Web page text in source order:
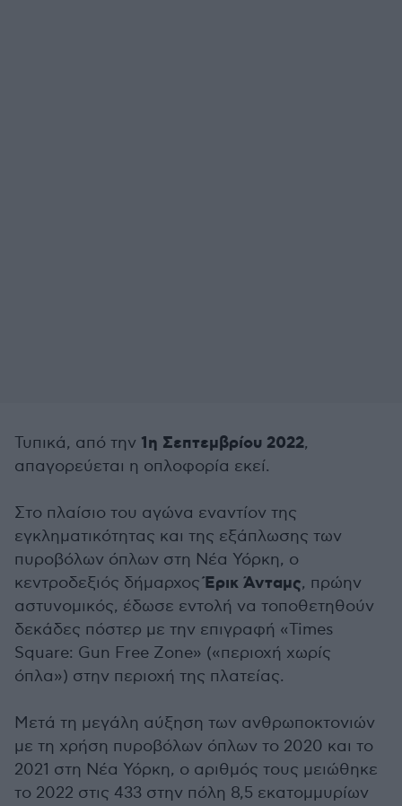
Τυπικά, από την 1η Σεπτεμβρίου 2022,
απαγορεύεται η οπλοφορία εκεί.
Στο πλαίσιο του αγώνα εναντίον της
εγκληματικότητας και της εξάπλωσης των
πυροβόλων όπλων στη Νέα Υόρκη, ο
κεντροδεξιός δήμαρχοςΈρικ Άνταμς, πρώην
αστυνομικός, έδωσε εντολή να τοποθετηθούν
δεκάδες πόστερ με την επιγραφή «Times
Square: Gun Free Zone» («περιοχή χωρίς
όπλα») στην περιοχή της πλατείας.
Μετά τη μεγάλη αύξηση των ανθρωποκτονιών
με τη χρήση πυροβόλων όπλων το 2020 και το
2021 στη Νέα Υόρκη, ο αριθμός τους μειώθηκε
το 2022 στις 433 στην πόλη 8,5 εκατομμυρίων